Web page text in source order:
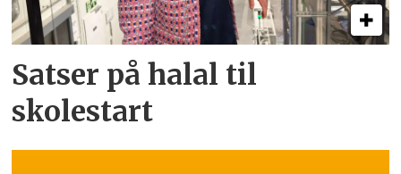
Satser på halal til
skolestart